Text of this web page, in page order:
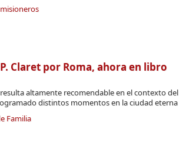
Claret por Roma, ahora en libro
altamente recomendable en el contexto del
distintos momentos en la ciudad eterna
Familia